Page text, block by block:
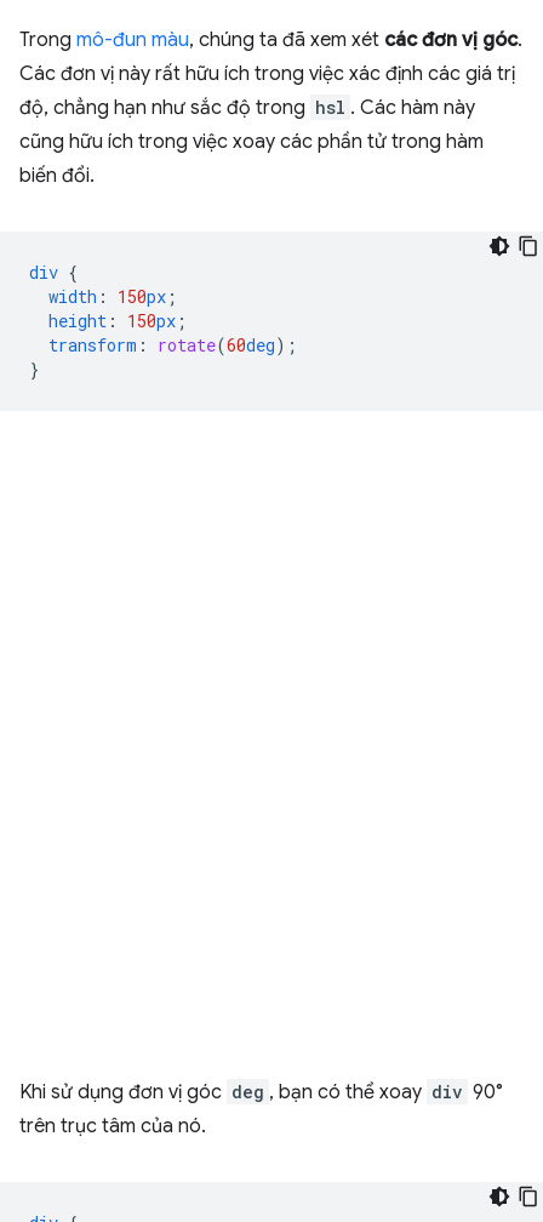
Trong mô-đun màu, chúng ta đã xem xét các đơn vị góc.
Các đơn vị này rất hữu ích trong việc xác định các giá trị
độ, chẳng hạn như sắc độ trong hsl . Các hàm này
cũng hữu ích trong việc xoay các phần tử trong hàm
biến đổi.
div {
width : 150px ;
height : 150px ;
transform : rotate(60deg);
}
Khi sử dụng đơn vị góc deg , bạn có thể xoay div 90°
trên trục tâm của nó.